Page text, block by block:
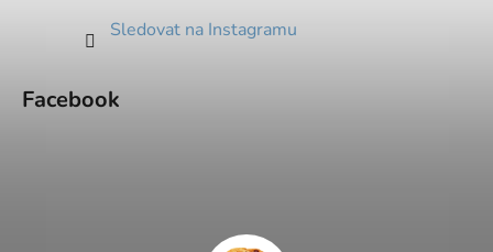
Sledovat na Instagramu
Facebook